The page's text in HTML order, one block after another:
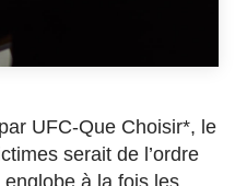
UFC-Que Choisir*, le
serait de l’ordre
à la fois les